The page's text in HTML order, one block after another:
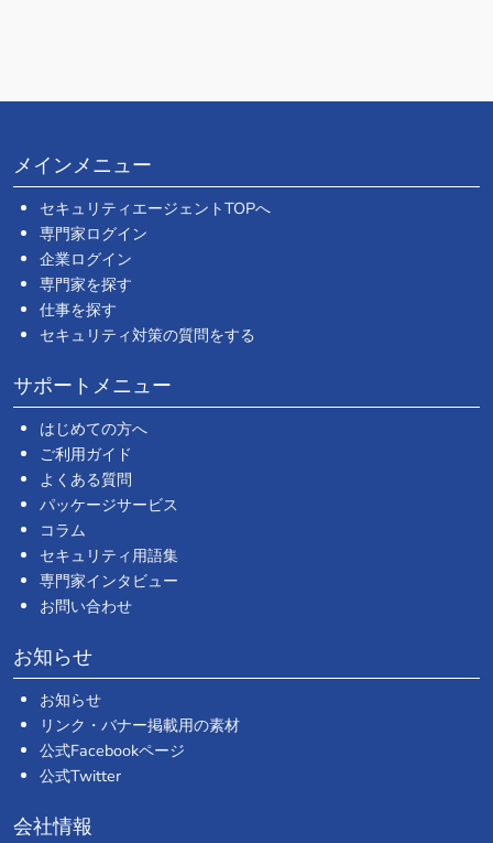
メインメニュー
セキュリティエージェントTOPへ
専門家ログイン
企業ログイン
専門家を探す
仕事を探す
セキュリティ対策の質問をする
サポートメニュー
はじめての方へ
ご利用ガイド
よくある質問
パッケージサービス
コラム
セキュリティ用語集
専門家インタビュー
お問い合わせ
お知らせ
お知らせ
リンク・バナー掲載用の素材
公式Facebookページ
公式Twitter
会社情報